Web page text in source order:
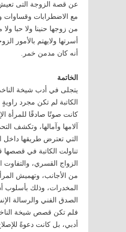
عن قصة الزوجة التى
مع الاضطرابات وقساوات
من زوجها حنينا ولا حبا
أسرتها ولايهتم بالأمور
أنه كان مدمن خمر.
الخاتمة
يتجلى في أدب شيخة
الكاتبة لم تكن مجرد
كانت صوتًا صادقًا للمرأة
آلامها وآمالها، وتكشف
التي تعترض طريقها داخل
تناولت الكاتبة في
الزواج القسري، والتفاوت
من الأجانب، وتهميش
المخدرات، وذلك بأسلوب
الصدق الفني والرسالة
فلم تكن قصص شيخة
أدبي، بل كانت دعوةً